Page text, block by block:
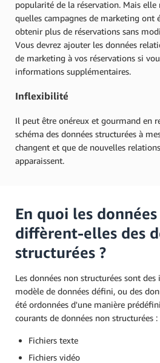
popularité de la réservation. Mais elle
quelles campagnes de marketing ont
obtenir plus de réservations sans
Vous devrez ajouter les données
de marketing à vos réservations si
informations supplémentaires.
Inflexibilité
Il peut être onéreux et gourmand en
schéma des données structurées à
changent et que de nouvelles
apparaissent.
En quoi les
diffèrent-elles des
structurées ?
Les données non structurées sont
modèle de données défini, ou des
été ordonnées d'une manière
courants de données non structurées :
Fichiers texte
Fichiers vidéo